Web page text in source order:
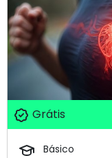
Grátis
Básico